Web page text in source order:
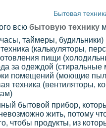
Бытовая
всю бытовую технику
таймеры, будильники)
(калькуляторы,
пищи
за одеждой
помещений (моющие
техника (вентиляторы,
бытовой прибор,
жить, потому
чтобы продукты, из